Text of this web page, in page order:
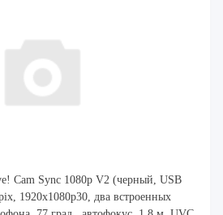
Cam Sync 1080p V2 (черный, USB
1920x1080p30, два встроенных